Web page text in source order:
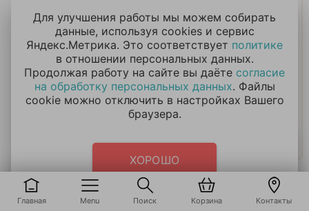
Главная Menu Поиск Корзина Контакты
Цифра 1 золотая
950₽
В корзину
Фольгированное
сердце для
женщины
350₽
В корзину
Для улучшения работы мы можем собирать
данные, используя cookies и сервис
Яндекс.Метрика. Это соответствует политике
в отношении персональных данных.
Продолжая работу на сайте вы даёте согласие
на обработку персональных данных. Файлы
cookie можно отключить в настройках Вашего
браузера.
ХОРОШО